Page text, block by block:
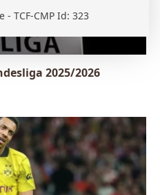
2025/2026
- TCF-CMP Id: 323